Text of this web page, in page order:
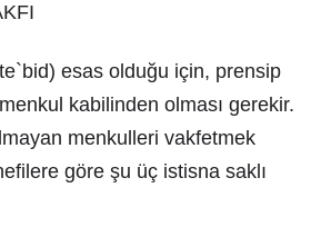
esas olduğu için, prensip
kabilinden olması gerekir.
menkulleri vakfetmek
göre şu üç istisna saklı